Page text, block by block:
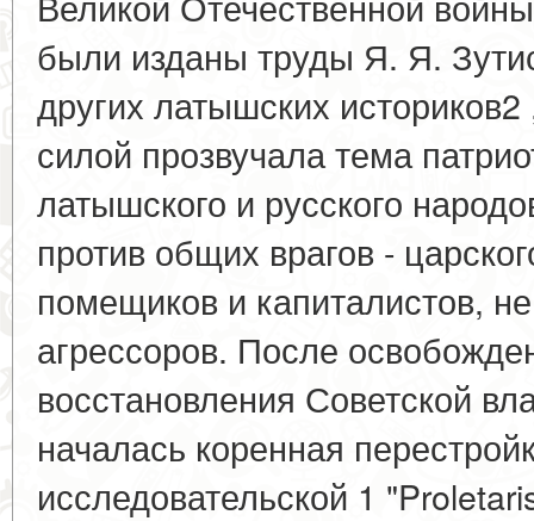
были изданы труды Я. Я.
других латышских
силой прозвучала тема
латышского и русского
против общих врагов -
помещиков и капиталистов,
агрессоров. После
восстановления Советской
началась коренная
исследовательской 1